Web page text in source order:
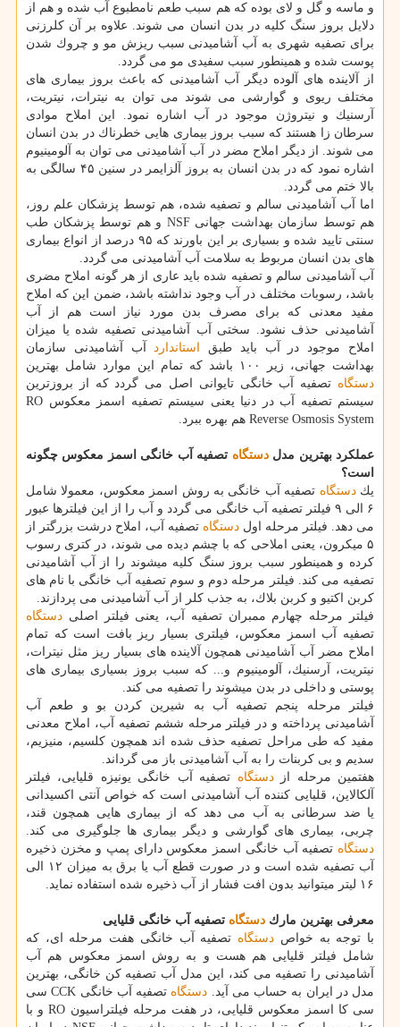
و ماسه و گل و لای بوده كه هم سبب طعم نامطبوع آب شده و هم از
دلایل بروز سنگ كلیه در بدن انسان می شوند. علاوه بر آن كلرزنی
برای تصفیه شهری به آب آشامیدنی سبب ریزش مو و چروك شدن
پوست شده و همینطور سبب سفیدی مو می گردد.
از آلاینده های آلوده دیگر آب آشامیدنی كه باعث بروز بیماری های
مختلف ریوی و گوارشی می شوند می توان به نیترات، نیتریت،
آرسنیك و نیتروژن موجود در آب اشاره نمود. این املاح موادی
سرطان زا هستند كه سبب بروز بیماری هایی خطرناك در بدن انسان
می شوند. از دیگر املاح مضر در آب آشامیدنی می توان به آلومینیوم
اشاره نمود كه در بدن انسان به بروز آلزایمر در سنین ۴۵ سالگی به
بالا ختم می گردد.
اما آب آشامیدنی سالم و تصفیه شده، هم توسط پزشكان علم روز،
هم توسط سازمان بهداشت جهانی NSF و هم توسط پزشكان طب
سنتی تایید شده و بسیاری بر این باورند كه ۹۵ درصد از انواع بیماری
های بدن انسان مربوط به سلامت آب آشامیدنی می گردد.
آب آشامیدنی سالم و تصفیه شده باید عاری از هر گونه املاح مضری
باشد، رسوبات مختلف در آب وجود نداشته باشد، ضمن این كه املاح
مفید معدنی كه برای مصرف بدن مورد نیاز است هم از آب
آشامیدنی حذف نشود. سختی آب آشامیدنی تصفیه شده یا میزان
املاح موجود در آب باید طبق
استانداردآب آشامیدنی سازمان
بهداشت جهانی، زیر ۱۰۰ باشد كه تمام این موارد شامل بهترین
دستگاه تصفیه آب خانگی تایوانی اصل می گردد كه از بروزترین
سیستم تصفیه آب در دنیا یعنی سیستم تصفیه اسمز معكوس RO
Reverse Osmosis System هم بهره ببرد.
عملكرد بهترین مدلدستگاه تصفیه آب خانگی اسمز معكوس چگونه
است؟
یكدستگاه تصفیه آب خانگی به روش اسمز معكوس، معمولا شامل
۶ الی ۹ فیلتر تصفیه آب خانگی می گردد و آب را از این فیلترها عبور
می دهد. فیلتر مرحله اول دستگاه تصفیه آب، املاح درشت بزرگتر از
۵ میكرون، یعنی املاحی كه با چشم دیده می شوند، در كتری رسوب
كرده و همینطور سبب بروز سنگ كلیه میشوند را از آب آشامیدنی
تصفیه می كند. فیلتر مرحله دوم و سوم تصفیه آب خانگی با نام های
كربن اكتیو و كربن بلاك، به جذب كلر از آب آشامیدنی می پردازند.
فیلتر مرحله چهارم ممبران تصفیه آب، یعنی فیلتر اصلی دستگاه
تصفیه آب اسمز معكوس، فیلتری بسیار ریز بافت است كه تمام
املاح مضر آب آشامیدنی همچون آلاینده های بسیار ریز مثل نیترات،
نیتریت، آرسنیك، آلومینیوم و... كه سبب بروز بسیاری بیماری های
پوستی و داخلی در بدن میشوند را تصفیه می كند.
فیلتر مرحله پنجم تصفیه آب به شیرین كردن بو و طعم آب
آشامیدنی پرداخته و در فیلتر مرحله ششم تصفیه آب، املاح معدنی
مفید كه طی مراحل تصفیه حذف شده اند همچون كلسیم، منیزیم،
سدیم و بی كربنات را به آب آشامیدنی باز می گرداند.
هفتمین مرحله ازدستگاه تصفیه آب خانگی یونیزه قلیایی، فیلتر
آلكالاین، قلیایی كننده آب آشامیدنی است كه خواص آنتی اكسیدانی
یا ضد سرطانی به آب می دهد كه از بیماری هایی همچون قند،
چربی، بیماری های گوارشی و دیگر بیماری ها جلوگیری می كند.
دستگاه تصفیه آب خانگی اسمز معكوس دارای پمپ و مخزن ذخیره
آب تصفیه شده است و در صورت قطع آب یا برق به میزان ۱۲ الی
۱۶ لیتر میتوانید بدون افت فشار از آب ذخیره شده استفاده نماید.
معرفی بهترین مارك دستگاه تصفیه آب خانگی قلیایی
با توجه به خواص دستگاه تصفیه آب خانگی هفت مرحله ای، كه
شامل فیلتر قلیایی هم هست و به روش اسمز معكوس هم آب
آشامیدنی را تصفیه می كند، این مدل آب تصفیه كن خانگی، بهترین
مدل در ایران به حساب می آید. دستگاه
تصفیه آب خانگی CCK سی
سی كا اسمز معكوس قلیایی، در هفت مرحله فیلتراسیون RO و با